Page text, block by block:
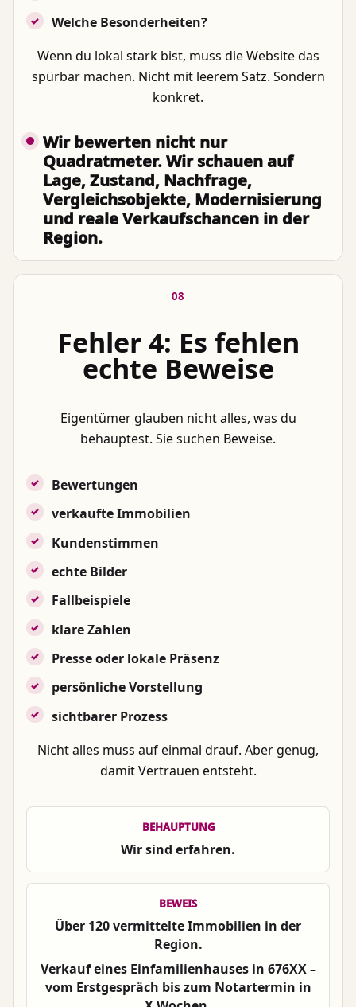
Welche Besonderheiten?
Wenn du lokal stark bist, muss die Website das
spürbar machen. Nicht mit leerem Satz. Sondern
konkret.
Wir bewerten nicht nur
Quadratmeter. Wir schauen auf
Lage, Zustand, Nachfrage,
Vergleichsobjekte, Modernisierung
und reale Verkaufschancen in der
Region.
08
Fehler 4: Es fehlen
echte Beweise
Eigentümer glauben nicht alles, was du
behauptest. Sie suchen Beweise.
Bewertungen
verkaufte Immobilien
Kundenstimmen
echte Bilder
Fallbeispiele
klare Zahlen
Presse oder lokale Präsenz
persönliche Vorstellung
sichtbarer Prozess
Nicht alles muss auf einmal drauf. Aber genug,
damit Vertrauen entsteht.
BEHAUPTUNG
Wir sind erfahren.
BEWEIS
Über 120 vermittelte Immobilien in der
Region.
Verkauf eines Einfamilienhauses in 676XX –
vom Erstgespräch bis zum Notartermin in